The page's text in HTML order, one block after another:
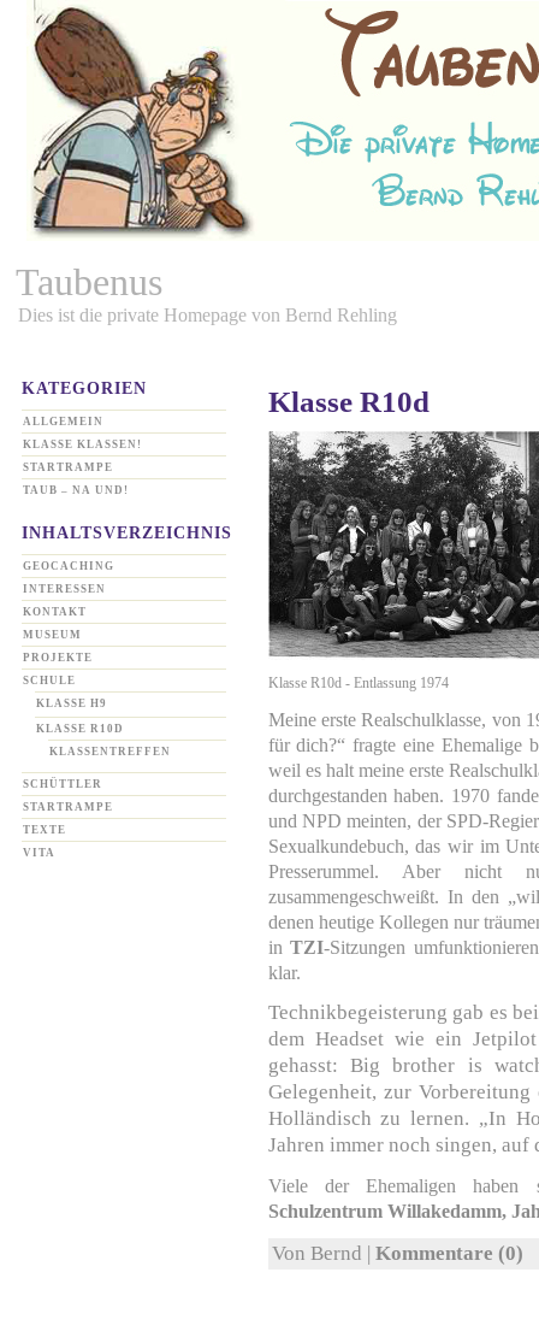
Taubenus
Dies ist die private Homepage von Bernd Rehling
KATEGORIEN
ALLGEMEIN
KLASSE KLASSEN!
STARTRAMPE
TAUB – NA UND!
INHALTSVERZEICHNIS
GEOCACHING
INTERESSEN
KONTAKT
MUSEUM
PROJEKTE
SCHULE
KLASSE H9
KLASSE R10D
KLASSENTREFFEN
SCHÜTTLER
STARTRAMPE
TEXTE
VITA
Klasse R10d
Klasse R10d - Entlassung 1974
Meine erste Realschulklasse, von
für dich?“ fragte eine Ehemalige
weil es halt meine erste
durchgestanden haben. 1970
und NPD meinten, der SPD-
Sexualkundebuch, das wir im
Presserummel. Aber nicht
zusammengeschweißt. In den
denen heutige Kollegen nur
inTZI-Sitzungen
klar.
Technikbegeisterung gab es
dem Headset wie ein
gehasst: Big brother is
Gelegenheit, zur
Holländisch zu lernen. „In
Jahren immer noch singen, auf
Viele der Ehemaligen haben
Schulzentrum Willakedamm,
Von Bernd | Kommentare (0)